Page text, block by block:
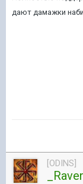
дают дамажки
[ODINS]